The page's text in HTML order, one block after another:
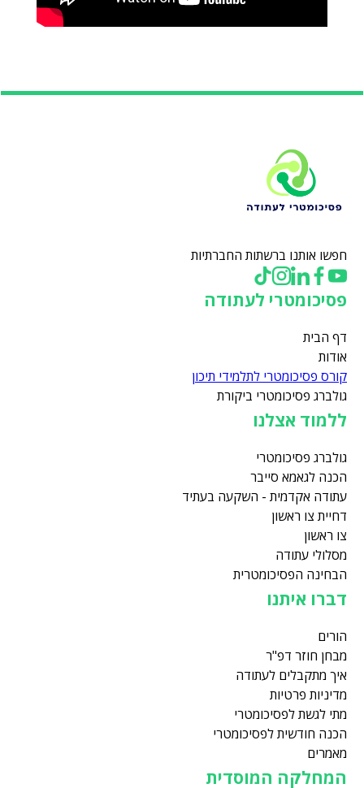
המחלקה המוסדית
דברו איתנו
הורים
מבחן חוזר דפ"ר
איך מתקבלים לעתודה
מדיניות פרטיות
מתי לגשת לפסיכומטרי
הכנה חודשית לפסיכומטרי
מאמרים
ללמוד אצלנו
גולברג פסיכומטרי
הכנה לגאמא סייבר
עתודה אקדמית - השקעה בעתיד
דחיית צו ראשון
צו ראשון
מסלולי עתודה
הבחינה הפסיכומטרית
פסיכומטרי לעתודה
דף הבית
אודות
קורס פסיכומטרי לתלמידי תיכון
גולברג פסיכומטרי ביקורת
חפשו אותנו ברשתות החברתיות